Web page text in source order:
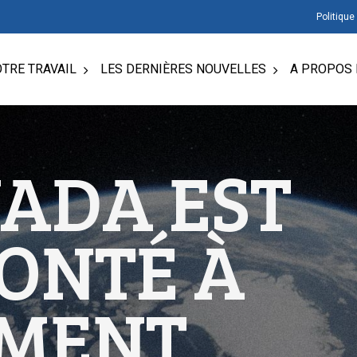
TRAVAIL LES DERNIÈRES NOUVELLES A PROPOS
EST
À